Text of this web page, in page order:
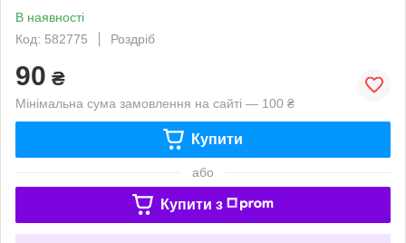
В наявності
Код: 582775
Роздріб
90 ₴
Мінімальна сума замовлення на сайті — 100 ₴
Купити
або
Купити з